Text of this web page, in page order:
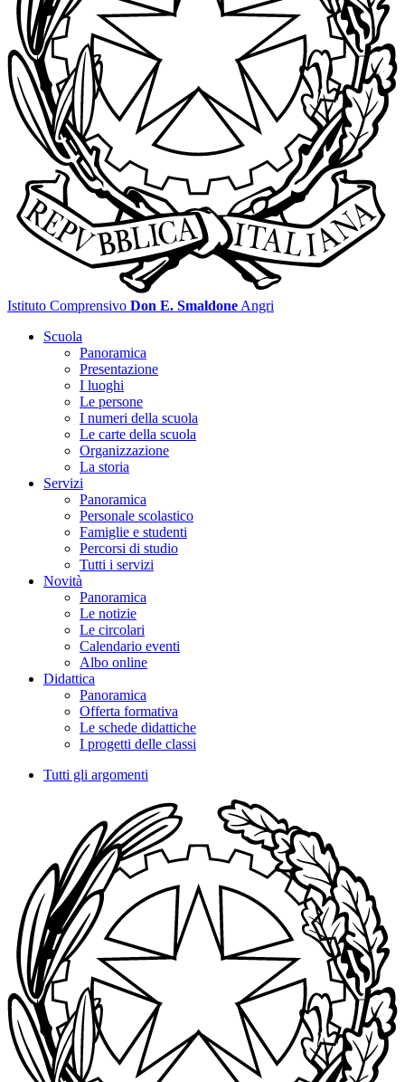
Istituto Comprensivo Don E. Smaldone Angri
Scuola
Panoramica
Presentazione
I luoghi
Le persone
I numeri della scuola
Le carte della scuola
Organizzazione
La storia
Servizi
Panoramica
Personale scolastico
Famiglie e studenti
Percorsi di studio
Tutti i servizi
Novità
Panoramica
Le notizie
Le circolari
Calendario eventi
Albo online
Didattica
Panoramica
Offerta formativa
Le schede didattiche
I progetti delle classi
Tutti gli argomenti